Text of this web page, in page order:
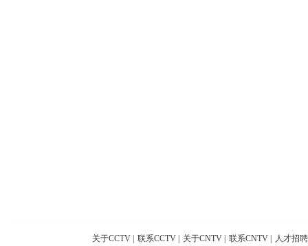
关于CCTV 联系CCTV 关于CNTV 联系CNTV 人才招聘